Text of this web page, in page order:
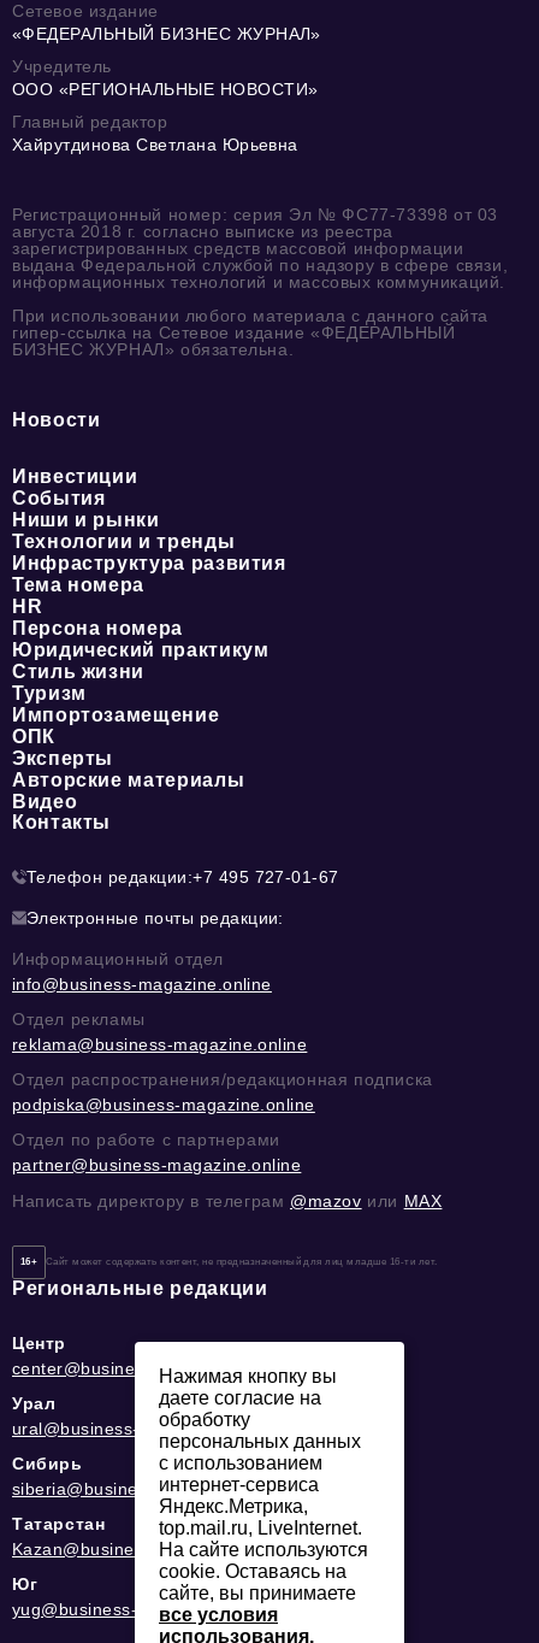
Сетевое издание
«ФЕДЕРАЛЬНЫЙ БИЗНЕС ЖУРНАЛ»
Учредитель
ООО «РЕГИОНАЛЬНЫЕ НОВОСТИ»
Главный редактор
Хайрутдинова Светлана Юрьевна
Регистрационный номер: серия Эл № ФС77-73398 от 03
августа 2018 г. согласно выписке из реестра
зарегистрированных средств массовой информации
выдана Федеральной службой по надзору в сфере связи,
информационных технологий и массовых коммуникаций.
При использовании любого материала с данного сайта
гипер-ссылка на Сетевое издание «ФЕДЕРАЛЬНЫЙ
БИЗНЕС ЖУРНАЛ» обязательна.
Новости
Инвестиции
События
Ниши и рынки
Технологии и тренды
Инфраструктура развития
Тема номера
HR
Персона номера
Юридический практикум
Стиль жизни
Туризм
Импортозамещение
ОПК
Эксперты
Авторские материалы
Видео
Контакты
Телефон редакции:+7 495 727-01-67
Электронные почты редакции:
Информационный отдел
info@business-magazine.online
Отдел рекламы
reklama@business-magazine.online
Отдел распространения/редакционная подписка
podpiska@business-magazine.online
Отдел по работе с партнерами
partner@business-magazine.online
Написать директору в телеграм @mazov или MAX
16+ Сайт может содержать контент, не предназначенный для лиц младше 16-ти лет.
Региональные редакции
Центр
center@business-magazine.online
Урал
ural@business-magazine.online
Сибирь
siberia@business-magazine.online
Татарстан
Kazan@business-magazine.online
Юг
yug@business-magazine.online
Нажимая кнопку вы
даете согласие на
обработку
персональных данных
с использованием
интернет-сервиса
Яндекс.Метрика,
top.mail.ru, LiveInternet.
На сайте используются
cookie. Оставаясь на
сайте, вы принимаете
все условия
использования.